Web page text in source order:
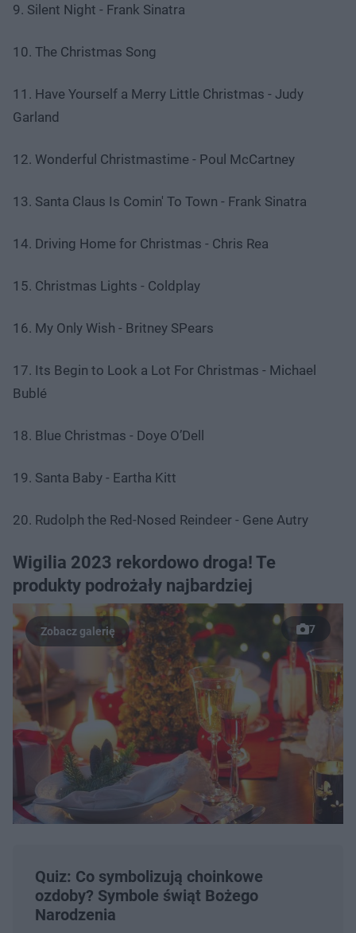
9. Silent Night - Frank Sinatra
10. The Christmas Song
11. Have Yourself a Merry Little Christmas - Judy
Garland
12. Wonderful Christmastime - Poul McCartney
13. Santa Claus Is Comin' To Town - Frank Sinatra
14. Driving Home for Christmas - Chris Rea
15. Christmas Lights - Coldplay
16. My Only Wish - Britney SPears
17. Its Begin to Look a Lot For Christmas - Michael
Bublé
18. Blue Christmas - Doye O’Dell
19. Santa Baby - Eartha Kitt
20. Rudolph the Red-Nosed Reindeer - Gene Autry
Wigilia 2023 rekordowo droga! Te
produkty podrożały najbardziej
7
Quiz: Co symbolizują choinkowe
ozdoby? Symbole świąt Bożego
Narodzenia